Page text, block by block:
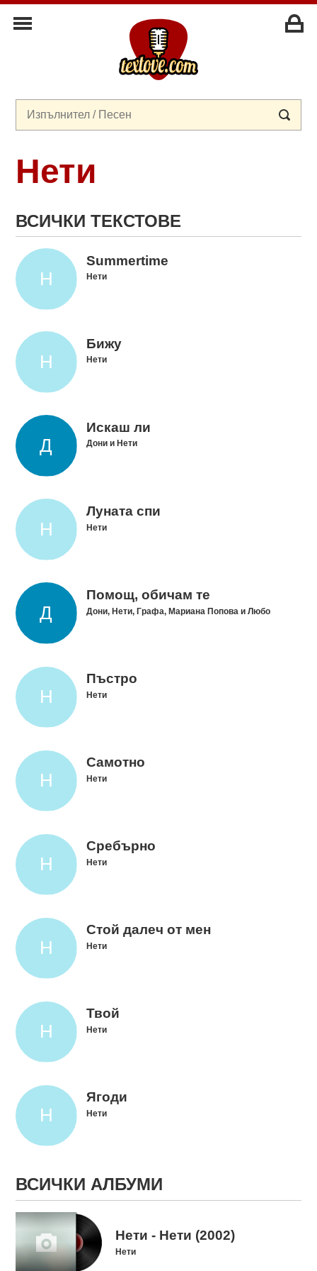
Нети
ВСИЧКИ ТЕКСТОВЕ
Summertime
Нети
Бижу
Нети
Искаш ли
Дони и Нети
Луната спи
Нети
Помощ, обичам те
Дони, Нети, Графа, Мариана Попова и Любо
Пъстро
Нети
Самотно
Нети
Сребърно
Нети
Стой далеч от мен
Нети
Твой
Нети
Ягоди
Нети
ВСИЧКИ АЛБУМИ
Нети - Нети (2002)
Нети